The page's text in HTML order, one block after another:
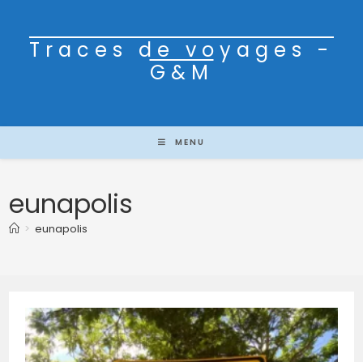
Traces de voyages -
G&M
MENU
eunapolis
> eunapolis